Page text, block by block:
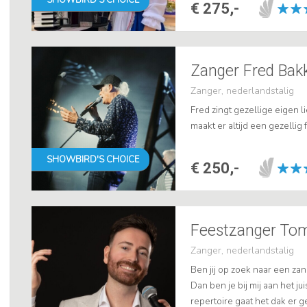
€ 275,-
SHOWBIRD'S CHOICE
Zanger Fred
Zanger, nederlandstalig
Fred zingt gezellige eigen
maakt er altijd een gezellig
€ 250,-
Feestzanger
Zanger, nederlandstalig
Ben jij op zoek naar een
Dan ben je bij mij aan het
repertoire gaat het dak er